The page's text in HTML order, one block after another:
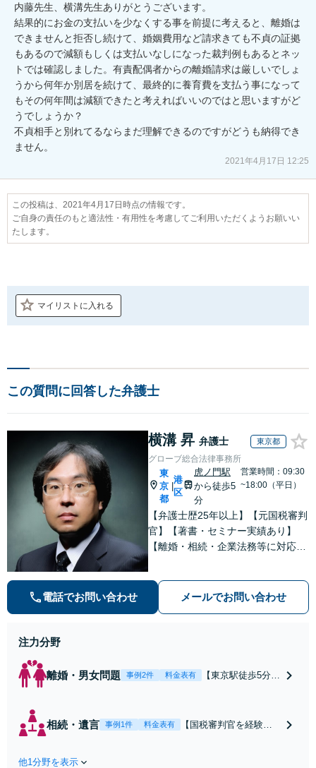
内藤先生、横溝先生ありがとうございます。
結果的にお金の支払いを少なくする事を前提に考えると、離婚は
できませんと拒否し続けて、婚姻費用など請求きても不貞の証拠
もあるので減額もしくは支払いなしになった裁判例もあるとネッ
トでは確認しました。有責配偶者からの離婚請求は厳しいでしょ
うから何年か別居を続けて、最終的に養育費を支払う事になって
もその何年間は減額できたと考えればいいのではと思いますがど
うでしょうか？
不貞相手と別れてるならまだ理解できるのですがどうも納得でき
ません。
2021年4月17日 12:25
この投稿は、2021年4月17日時点の情報です。
ご自身の責任のもと適法性・有用性を考慮してご利用いただくようお願いい
たします。
マイリストに入れる
この質問に回答した弁護士
横溝 昇 弁護士 東京都
グローブ総合法律事務所
東
京
都
港
区
虎ノ門駅
から徒歩5
分
営業時間：09:30
~18:00（平日）
【弁護士歴25年以上】【元国税審判
官】【著書・セミナー実績あり】
【離婚・相続・企業法務等に対応】
提案します
電話でお問い合わせ メールでお問い合わせ
注力分野
離婚・男女問題 事例2件 料金表有
【東京駅徒歩5分】
を描けるアドバイ
相続・遺言 事例1件 料金表有
【国税審判官を経験】
他1分野を表示